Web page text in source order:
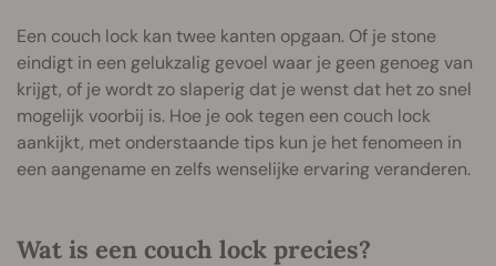
Een couch lock kan twee kanten opgaan. Of je stone
eindigt in een gelukzalig gevoel waar je geen genoeg van
krijgt, of je wordt zo slaperig dat je wenst dat het zo snel
mogelijk voorbij is. Hoe je ook tegen een couch lock
aankijkt, met onderstaande tips kun je het fenomeen in
een aangename en zelfs wenselijke ervaring veranderen.
Wat is een couch lock precies?